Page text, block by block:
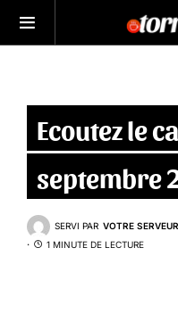
Ecoutez le
septembre
SERVI PAR VOTRE SERVEUR
1 MINUTE DE LECTURE